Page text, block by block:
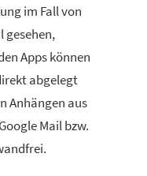
im Fall von
gesehen,
Apps können
abgelegt
Anhängen aus
Mail bzw.